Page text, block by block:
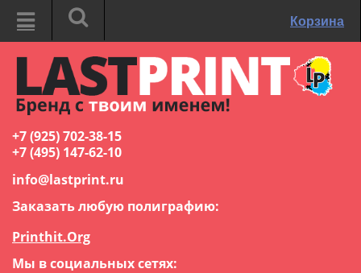
Корзина
+7 (925) 702-38-15
+7 (495) 147-62-10
info@lastprint.ru
Заказать любую полиграфию:
Printhit.Org
Мы в социальных сетях: